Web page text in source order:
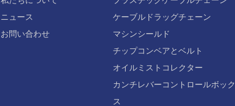
ニュース
お問い合わせ
ケーブルドラッグチェーン
マシンシールド
チップコンベアとベルト
オイルミストコレクター
カンチレバーコントロールボック
ス